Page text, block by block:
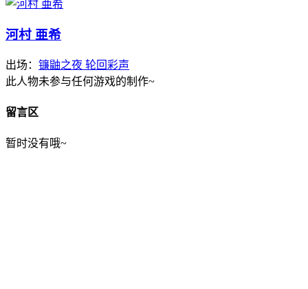
河村 亜希
出场： 镰鼬之夜 轮回彩声
此人物未参与任何游戏的制作~
留言区
暂时没有哦~